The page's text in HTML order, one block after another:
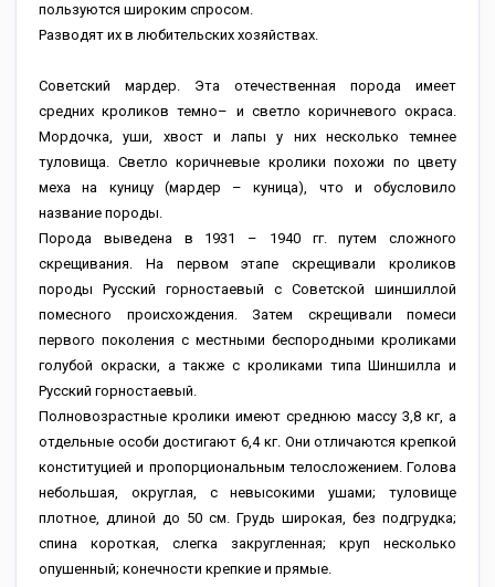
пользуются широким спросом.
Разводят их в любительских хозяйствах.
Советский мардер. Эта отечественная порода имеет
средних кроликов темно– и светло коричневого окраса.
Мордочка, уши, хвост и лапы у них несколько темнее
туловища. Светло коричневые кролики похожи по цвету
меха на куницу (мардер – куница), что и обусловило
название породы.
Порода выведена в 1931 – 1940 гг. путем сложного
скрещивания. На первом этапе скрещивали кроликов
породы Русский горностаевый с Советской шиншиллой
помесного происхождения. Затем скрещивали помеси
первого поколения с местными беспородными кроликами
голубой окраски, а также с кроликами типа Шиншилла и
Русский горностаевый.
Полновозрастные кролики имеют среднюю массу 3,8 кг, а
отдельные особи достигают 6,4 кг. Они отличаются крепкой
конституцией и пропорциональным телосложением. Голова
небольшая, округлая, с невысокими ушами; туловище
плотное, длиной до 50 см. Грудь широкая, без подгрудка;
спина короткая, слегка закругленная; круп несколько
опушенный; конечности крепкие и прямые.